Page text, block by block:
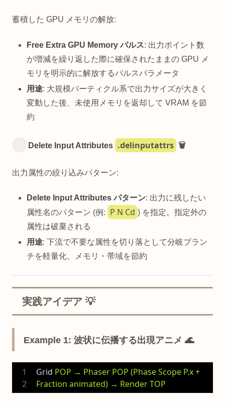
蓄積した GPU メモリの解放:
Free Extra GPU Memory パルス: 出力ポイント数
が増減を繰り返した際に確保されたままの GPU メ
モリを明示的に解放するパルスパラメータ
用途: 大規模パーティクル系で出力サイズが大きく
変動した後、未使用メモリを返却して VRAM を節
約
Delete Input Attributes .delinputattrs 🗑️
出力属性の絞り込みパターン:
Delete Input Attributes パターン: 出力に残したい
属性名のパターン (例:
P N Cd ) を指定。指定外の
属性は破棄される
用途: 下流で不要な属性を切り落として分岐ブラン
チを軽量化、メモリ・帯域を節約
実践アイデア 💡
Example 1: 波状に伝播する出現アニメ 🌊
Grid POP → Phaser POP (Phase Scope P.x +
Fraction animated) → Render TOP